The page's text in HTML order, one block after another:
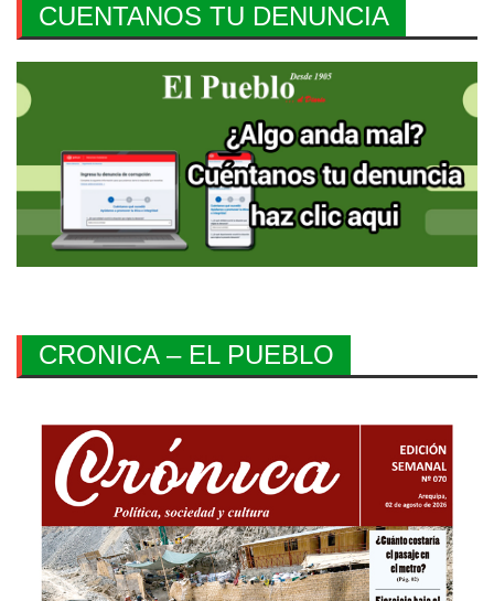
CUENTANOS TU DENUNCIA
CRONICA – EL PUEBLO